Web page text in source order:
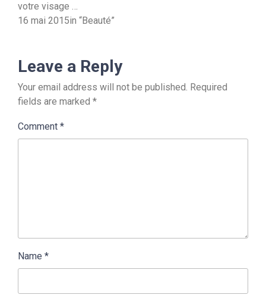
votre visage …
16 mai 2015in “Beauté”
Leave a Reply
Your email address will not be published. Required
fields are marked *
Comment *
Name *